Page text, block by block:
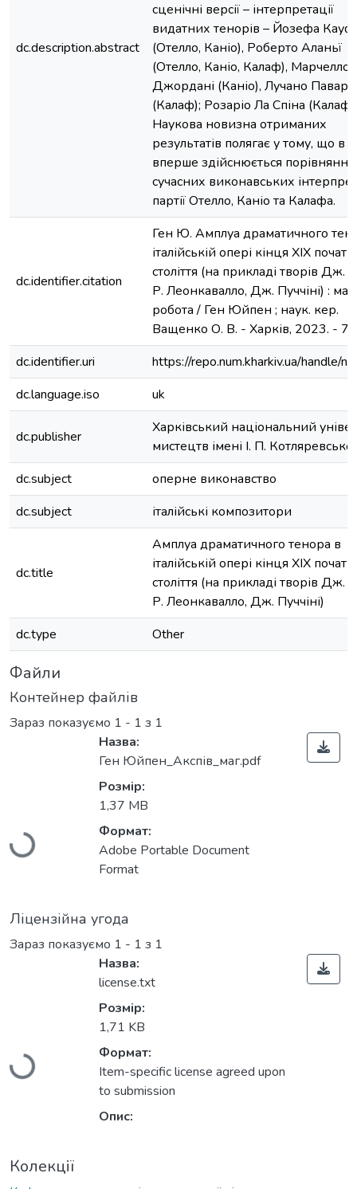
dc.description.abstract
сценічні версії – інтерпретації
видатних тенорів – Йозефа
(Отелло, Каніо), Роберто Аланьї
(Отелло, Каніо, Калаф), Марчелло
Джордані (Каніо), Лучано
(Калаф); Розаріо Ла Спіна (Калаф).
Наукова новизна отриманих
результатів полягає у тому, що в
вперше здійснюється порівняння
сучасних виконавських
партії Отелло, Каніо та Калафа.
dc.identifier.citation
Ген Ю. Амплуа драматичного
італійській опері кінця ХІХ
століття (на прикладі творів Дж.
Р. Леонкавалло, Дж. Пуччіні) :
робота / Ген Юйпен ; наук. кер.
Ващенко О. В. - Харків, 2023. - 72
dc.identifier.uri
https://repo.num.kharkiv.ua/handle/
dc.language.iso
uk
dc.publisher
Харківський національний
мистецтв імені І. П.
dc.subject
оперне виконавство
dc.subject
італійські композитори
dc.title
Амплуа драматичного тенора в
італійській опері кінця ХІХ
століття (на прикладі творів Дж.
Р. Леонкавалло, Дж. Пуччіні)
dc.type
Other
Файли
Контейнер файлів
Зараз показуємо 1 - 1 з 1
Вантажиться...
Назва:
Ген Юйпен_Акспів_маг.pdf
Розмір:
1,37 MB
Формат:
Adobe Portable Document
Format
Ліцензійна угода
Зараз показуємо 1 - 1 з 1
Вантажиться...
Назва:
license.txt
Розмір:
1,71 KB
Формат:
Item-specific license agreed upon
to submission
Опис:
Колекції